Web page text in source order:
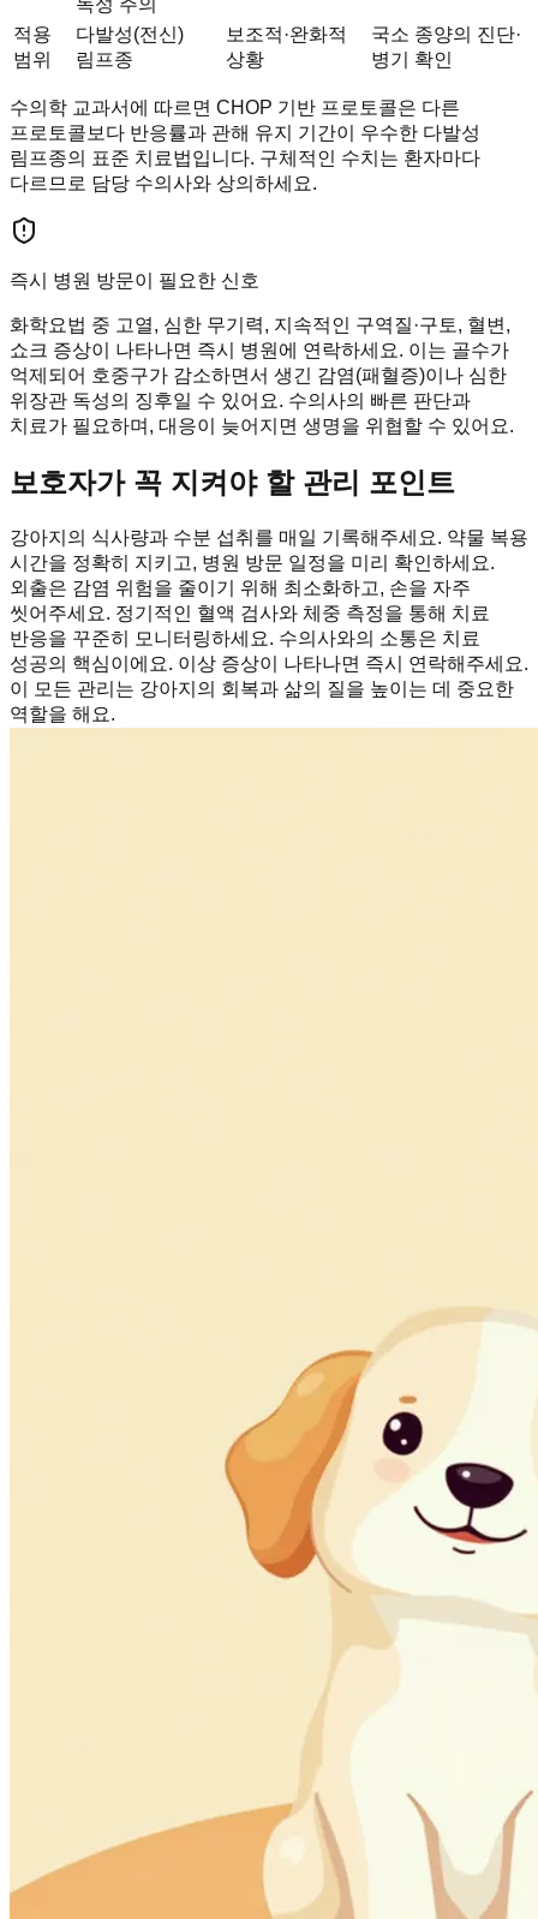
적용
범위
다발성(전신)
림프종
보조적·완화적
상황
국소 종양의 진단·
병기 확인
수의학 교과서에 따르면 CHOP 기반 프로토콜은 다른
프로토콜보다 반응률과 관해 유지 기간이 우수한 다발성
림프종의 표준 치료법입니다. 구체적인 수치는 환자마다
다르므로 담당 수의사와 상의하세요.
즉시 병원 방문이 필요한 신호
화학요법 중 고열, 심한 무기력, 지속적인 구역질·구토, 혈변,
쇼크 증상이 나타나면 즉시 병원에 연락하세요. 이는 골수가
억제되어 호중구가 감소하면서 생긴 감염(패혈증)이나 심한
위장관 독성의 징후일 수 있어요. 수의사의 빠른 판단과
치료가 필요하며, 대응이 늦어지면 생명을 위협할 수 있어요.
보호자가 꼭 지켜야 할 관리 포인트
강아지의 식사량과 수분 섭취를 매일 기록해주세요. 약물 복용
시간을 정확히 지키고, 병원 방문 일정을 미리 확인하세요.
외출은 감염 위험을 줄이기 위해 최소화하고, 손을 자주
씻어주세요. 정기적인 혈액 검사와 체중 측정을 통해 치료
반응을 꾸준히 모니터링하세요. 수의사와의 소통은 치료
성공의 핵심이에요. 이상 증상이 나타나면 즉시 연락해주세요.
이 모든 관리는 강아지의 회복과 삶의 질을 높이는 데 중요한
역할을 해요.